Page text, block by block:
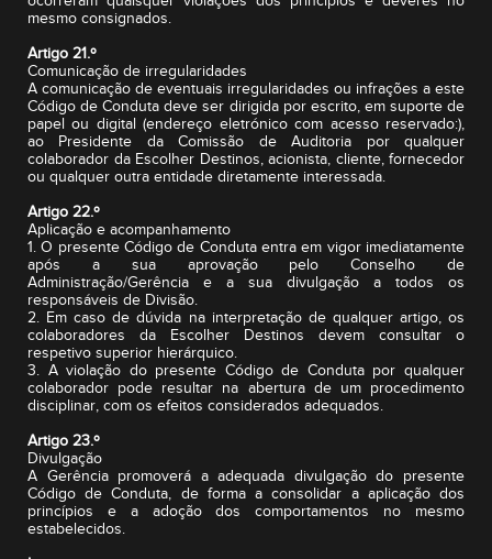
mesmo consignados.
Artigo 21.º
Comunicação de irregularidades
A comunicação de eventuais irregularidades ou infrações a este
Código de Conduta deve ser dirigida por escrito, em suporte de
papel ou digital (endereço eletrónico com acesso reservado:),
ao Presidente da Comissão de Auditoria por qualquer
colaborador da Escolher Destinos, acionista, cliente, fornecedor
ou qualquer outra entidade diretamente interessada.
Artigo 22.º
Aplicação e acompanhamento
1. O presente Código de Conduta entra em vigor imediatamente
após a sua aprovação pelo Conselho de
Administração/Gerência e a sua divulgação a todos os
responsáveis de Divisão.
2. Em caso de dúvida na interpretação de qualquer artigo, os
colaboradores da Escolher Destinos devem consultar o
respetivo superior hierárquico.
3. A violação do presente Código de Conduta por qualquer
colaborador pode resultar na abertura de um procedimento
disciplinar, com os efeitos considerados adequados.
Artigo 23.º
Divulgação
A Gerência promoverá a adequada divulgação do presente
Código de Conduta, de forma a consolidar a aplicação dos
princípios e a adoção dos comportamentos no mesmo
estabelecidos.